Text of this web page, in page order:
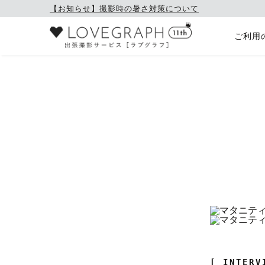
【お知らせ】撮影時の暑さ対策について
ご利用
[